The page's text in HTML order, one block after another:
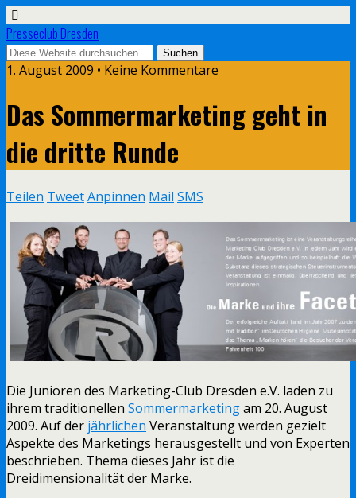
Presseclub Dresden
1. August 2009 • Keine Kommentare
Das Sommermarketing geht in
die dritte Runde
Teilen TweetAnpinnen Mail SMS
Die Junioren des Marketing-Club Dresden e.V. laden zu
ihrem traditionellen Sommermarketingam 20. August
2009. Auf der jährlichen Veranstaltung werden gezielt
Aspekte des Marketings herausgestellt und von Experten
beschrieben. Thema dieses Jahr ist die
Dreidimensionalität der Marke.